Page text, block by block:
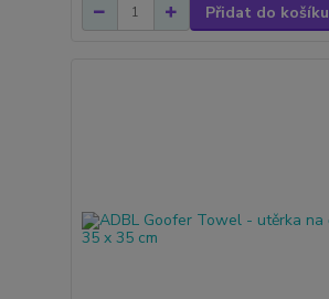
Přidat do košíku